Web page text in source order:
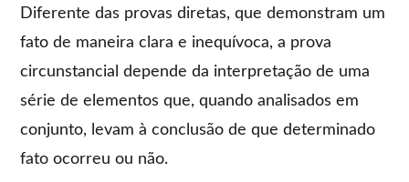
Diferente das provas diretas, que demonstram um
fato de maneira clara e inequívoca, a prova
circunstancial depende da interpretação de uma
série de elementos que, quando analisados em
conjunto, levam à conclusão de que determinado
fato ocorreu ou não.